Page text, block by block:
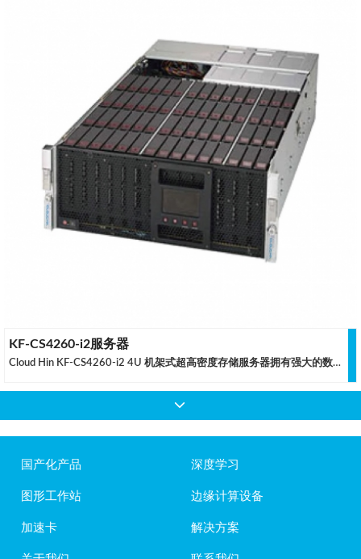
KF-CS4260-i2服务器
Cloud Hin KF-CS4260-i2 4U 机架式超高密度存储服务器拥有强大的数据阵列能力，极致的内存带宽和强大的数据交换能力。相比上一代云轩高密度存储服务器，KF-CS4260-i2 具有更加优异的存储密度，是我们为了大中型数据中心和高数据安全需求企业精心准备的旗舰产品。
国产化产品
深度学习
图形工作站
边缘计算设备
加速卡
解决方案